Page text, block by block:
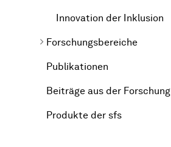
Innovation der Inklusion
Forschungsbereiche
Publikationen
Beiträge aus der Forschung
Produkte der sfs